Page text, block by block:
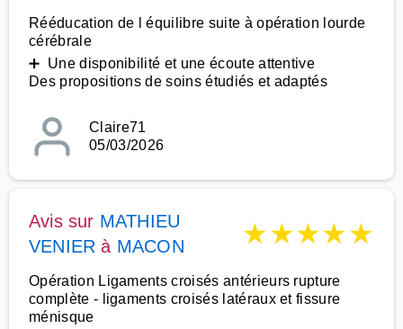
Rééducation de l équilibre suite à opération lourde
cérébrale
➕ Une disponibilité et une écoute attentive
Des propositions de soins étudiés et adaptés
Claire71
05/03/2026
Avis sur MATHIEU
VENIER à MACON ★★★★★
Opération Ligaments croisés antérieurs rupture
complète - ligaments croisés latéraux et fissure
ménisque